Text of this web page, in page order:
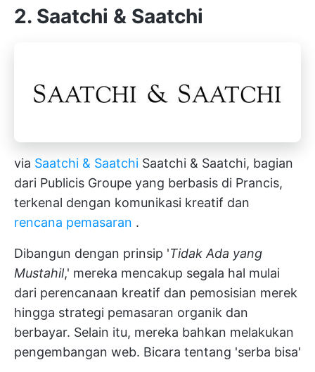
2. Saatchi & Saatchi
via Saatchi & Saatchi Saatchi & Saatchi, bagian
dari Publicis Groupe yang berbasis di Prancis,
terkenal dengan komunikasi kreatif dan
rencana pemasaran .
Dibangun dengan prinsip 'Tidak Ada yang
Mustahil,' mereka mencakup segala hal mulai
dari perencanaan kreatif dan pemosisian merek
hingga strategi pemasaran organik dan
berbayar. Selain itu, mereka bahkan melakukan
pengembangan web. Bicara tentang 'serba bisa'